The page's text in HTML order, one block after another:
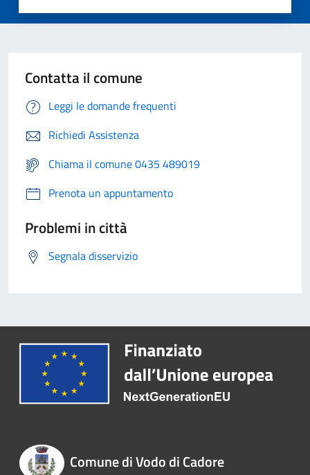
Contatta il comune
Leggi le domande frequenti
Richiedi Assistenza
Chiama il comune 0435 489019
Prenota un appuntamento
Problemi in città
Segnala disservizio
Comune di Vodo di Cadore